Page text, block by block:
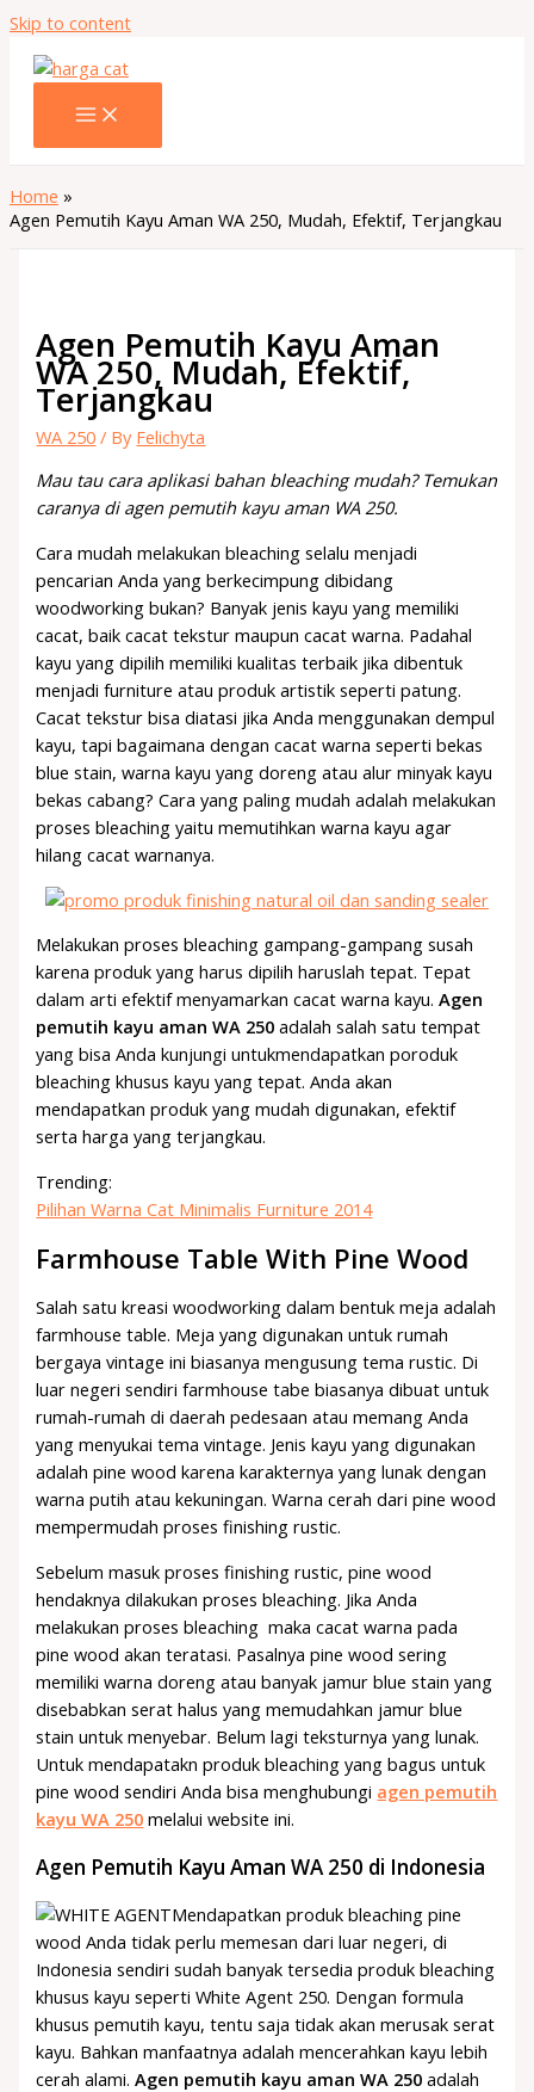
Skip to content
Home
Agen Pemutih Kayu Aman WA 250, Mudah, Efektif, Terjangkau
Agen Pemutih Kayu Aman
WA 250, Mudah, Efektif,
Terjangkau
WA 250 / By Felichyta
Mau tau cara aplikasi bahan bleaching mudah? Temukan
caranya di agen pemutih kayu aman WA 250.
Cara mudah melakukan bleaching selalu menjadi
pencarian Anda yang berkecimpung dibidang
woodworking bukan? Banyak jenis kayu yang memiliki
cacat, baik cacat tekstur maupun cacat warna. Padahal
kayu yang dipilih memiliki kualitas terbaik jika dibentuk
menjadi furniture atau produk artistik seperti patung.
Cacat tekstur bisa diatasi jika Anda menggunakan dempul
kayu, tapi bagaimana dengan cacat warna seperti bekas
blue stain, warna kayu yang doreng atau alur minyak kayu
bekas cabang? Cara yang paling mudah adalah melakukan
proses bleaching yaitu memutihkan warna kayu agar
hilang cacat warnanya.
Melakukan proses bleaching gampang-gampang susah
karena produk yang harus dipilih haruslah tepat. Tepat
dalam arti efektif menyamarkan cacat warna kayu.Agen
pemutih kayu aman WA 250 adalah salah satu tempat
yang bisa Anda kunjungi untukmendapatkan poroduk
bleaching khusus kayu yang tepat. Anda akan
mendapatkan produk yang mudah digunakan, efektif
serta harga yang terjangkau.
Trending:
Pilihan Warna Cat Minimalis Furniture 2014
Farmhouse Table With Pine Wood
Salah satu kreasi woodworking dalam bentuk meja adalah
farmhouse table. Meja yang digunakan untuk rumah
bergaya vintage ini biasanya mengusung tema rustic. Di
luar negeri sendiri farmhouse tabe biasanya dibuat untuk
rumah-rumah di daerah pedesaan atau memang Anda
yang menyukai tema vintage. Jenis kayu yang digunakan
adalah pine wood karena karakternya yang lunak dengan
warna putih atau kekuningan. Warna cerah dari pine wood
mempermudah proses finishing rustic.
Sebelum masuk proses finishing rustic, pine wood
hendaknya dilakukan proses bleaching. Jika Anda
melakukan proses bleaching maka cacat warna pada
pine wood akan teratasi. Pasalnya pine wood sering
memiliki warna doreng atau banyak jamur blue stain yang
disebabkan serat halus yang memudahkan jamur blue
stain untuk menyebar. Belum lagi teksturnya yang lunak.
Untuk mendapatakn produk bleaching yang bagus untuk
pine wood sendiri Anda bisa menghubungi agen pemutih
kayu WA 250 melalui website ini.
Agen Pemutih Kayu Aman WA 250 di Indonesia
Mendapatkan produk bleaching pine
wood Anda tidak perlu memesan dari luar negeri, di
Indonesia sendiri sudah banyak tersedia produk bleaching
khusus kayu seperti White Agent 250. Dengan formula
khusus pemutih kayu, tentu saja tidak akan merusak serat
kayu. Bahkan manfaatnya adalah mencerahkan kayu lebih
cerah alami.Agen pemutih kayu aman WA 250 adalah